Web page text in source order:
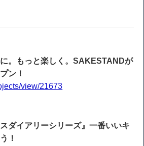
。もっと楽しく。SAKESTANDが
ン！
view/21673
ダイアリーシリーズ』一番いいキ
！